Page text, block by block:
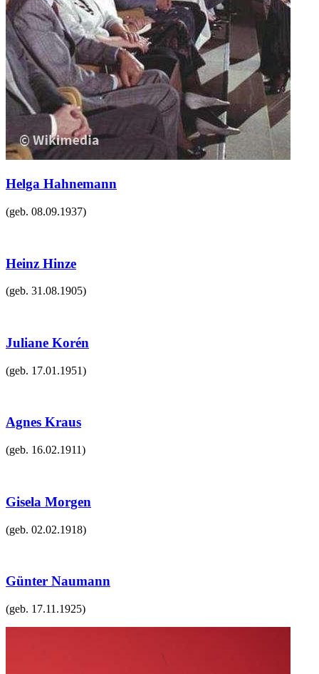
Helga Hahnemann
(geb. 08.09.1937)
Heinz Hinze
(geb. 31.08.1905)
Juliane Korén
(geb. 17.01.1951)
Agnes Kraus
(geb. 16.02.1911)
Gisela Morgen
(geb. 02.02.1918)
Günter Naumann
(geb. 17.11.1925)